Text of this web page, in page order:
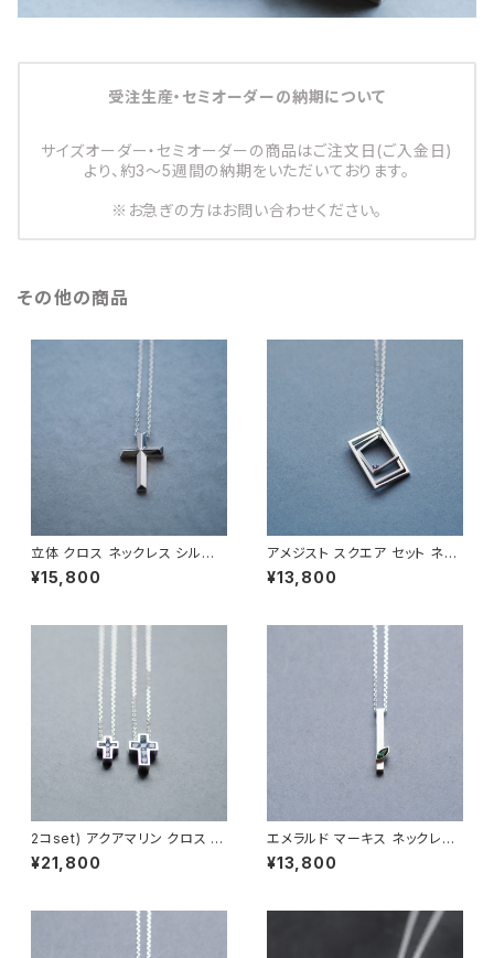
受注生産・セミオーダーの納期について
サイズオーダー・セミオーダーの商品はご注文日(ご入金日)
より、約3～5週間の納期をいただいております。
※お急ぎの方はお問い合わせください。
その他の商品
立体 クロス ネックレス シルバ
ー925 メンズ ユニセックス
¥15,800
アメジスト スクエア セット ネッ
クレス シルバー925 メンズ ユ
ニセックス
¥13,800
2コset) アクアマリン クロス ペ
ア ネックレス シルバー925
¥21,800
エメラルド マーキス ネックレス
シルバー925 5月誕生石 メンズ
ユニセックス
¥13,800